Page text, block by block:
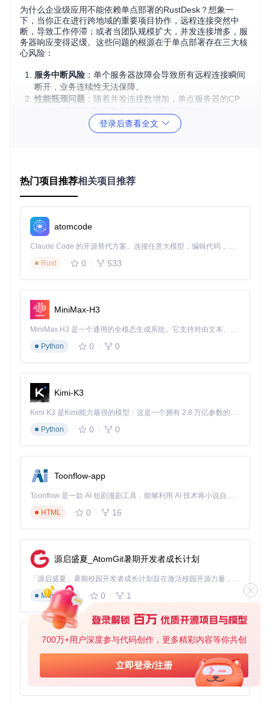
700万+用户深度参与代码创作，更多精彩内容等你共创
立即登录/注册
为什么企业级应用不能依赖单点部署的RustDesk？想象一
下，当你正在进行跨地域的重要项目协作，远程连接突然中
断，导致工作停滞；或者当团队规模扩大，并发连接增多，服
务器响应变得迟缓。这些问题的根源在于单点部署存在三大核
心风险：
服务中断风险 ：单个服务器故障会导致所有远程连接瞬间
断开，业务连续性无法保障。
性能瓶颈问题 ：随着并发连接数增加，单点服务器的CP
：单点部署难以根据业务需求灵活扩展，无法
应对突发的流量增长。
可用性
99.0% (每年 downti
me 87.6小时)
连接数
故障恢复
时间
资源利用
不均衡
二、方案设计：如何构建高可用集群？
RustDesk高可用集群采用"多活冗余"架构，每个节点都具备完
中继服务器集群：处理P2P连接失败时的数据中转，确保通
信不中断。
负载均衡器
用率。
：保持各节点间的会话数据一致性，实现无缝
切换。
监控告警系统：实时检测集群健康状况，及时发现并处理异
RustDesk集群架构图
架构决策权衡
节点数量：
最小集群：2个节点（主备模式）
推荐集群：3个节点（2主1备）
大规模集群：5+节点（根据负载动态扩展）
部署模式：
同机房部署：延迟低，但存在单点机房风险
跨机房部署：容灾能力强，但延迟略有增加
轮询算法：简单易实现，适合节点配置一致的场景
加权轮询：可根据节点性能分配不同权重
登录后查看全文
热门项目推荐相关项目推荐
atomcode
Claude Code 的开源替代方案。连接任意大模型，编辑代码，运行命令，自动验证 — 全自动执行。用 Rust 构建，极致性能。 ｜ An open-source alternative to Claude Code. Connect any LLM, edit code, run commands, and verify changes — autonomously. Built in Rust for speed. Get Started
Rust
0 533
MiniMax-H3
MiniMax H3 是一个通用的全模态生成系统。它支持对由文本、图像、视频和音频组成的多模态上下文进行统一理解，并能生成分辨率高达 2K、时长可达 15 秒的带原生立体声音频的视频。得益于面向任务泛化的系统设计，H3 在预训练阶段就已具备广泛的多模态上下文理解与生成能力，能够出色地执行复杂的多模态指令。
Python
0 0
Kimi-K3
Kimi K3 是Kimi能力最强的模型：这是一个拥有 2.8 万亿参数的混合专家（MoE）模型，具备原生视觉理解能力，并支持 100 万 token 的上下文窗口。
Python
0 0
Toonflow-app
Toonflow 是一款 AI 短剧漫剧工具，能够利用 AI 技术将小说自动转化为剧本，并结合 AI 生成的图片和视频，实现高效的短剧创作。借助 Toonflow，可以轻松完成从文字到影像的全流程，让短剧制作变得更加智能与便捷。
HTML
0 16
源启盛夏_AtomGit暑期开发者成长计划
「源启盛夏」暑期校园开发者成长计划旨在激活校园开源力量，通过积分激励、认证扶持、资源倾斜等形式，引导高校组织和开发者完成「入驻 — 建项目 — 做贡献 — 获认证 — 得资源」的完整闭环。无论你是想带领社团入驻平台的组织者，还是希望用代码贡献证明自己的开发者，都能在这里找到属于你的成长路径。
Markdown
0 1
AionUi
免费、本地、开源的 24/7 全天候 Cowork 应用，以及适用于 Gemini CLI、Claude Code、Codex、OpenCode、Qwen Code、Goose CLI、Auggie 等的 OpenClaw | 🌟 喜欢就点star吧
TypeScript
0 6